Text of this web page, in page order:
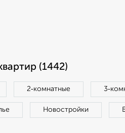
(1442)
2‑комнатные
Новостройки